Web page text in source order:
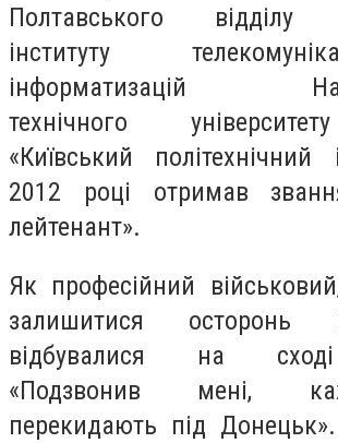
Полтавського відділу
інституту
інформатизацій
технічного
«Київський політехнічний
2012 році отримав
лейтенант».
Як професійний
залишитися
відбувалися на
«Подзвонив мені,
перекидають під